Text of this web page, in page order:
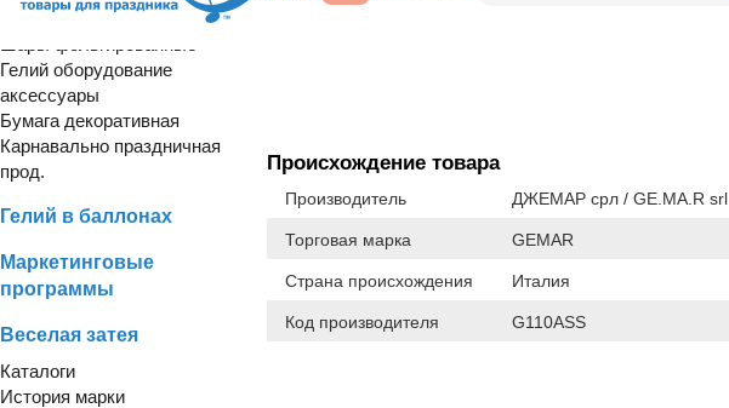
Шары латексные
Гелий оборудование
аксессуары
Бумага декоративная
Карнавально праздничная
прод.
Гелий в баллонах
Маркетинговые
программы
Веселая затея
Каталоги
История марки
Происхождение товара
Производитель ДЖЕМАР срл / GE.MA.R srl
Торговая марка GEMAR
Страна происхождения Италия
Код производителя G110ASS